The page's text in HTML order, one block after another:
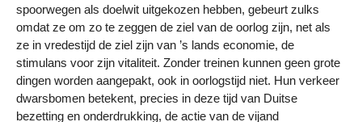
spoorwegen als doelwit uitgekozen hebben, gebeurt zulks
omdat ze om zo te zeggen de ziel van de oorlog zijn, net als
ze in vredestijd de ziel zijn van ’s lands economie, de
stimulans voor zijn vitaliteit. Zonder treinen kunnen geen grote
dingen worden aangepakt, ook in oorlogstijd niet. Hun verkeer
dwarsbomen betekent, precies in deze tijd van Duitse
bezetting en onderdrukking, de actie van de vijand